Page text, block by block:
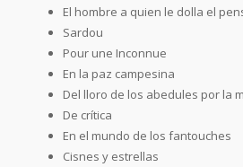
El hombre a quien le dolla el
Sardou
Pour une Inconnue
En la paz campesina
Del lloro de los abedules por la
De crítica
En el mundo de los fantouches
Cisnes y estrellas